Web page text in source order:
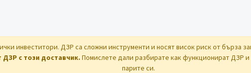
инвеститори. ДЗР са сложни инструменти и носят висок риск от бърза
ДЗР с този доставчик. Помислете дали разбирате как функционират ДЗР
парите си.